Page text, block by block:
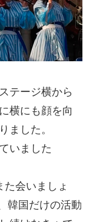
テージ横から
横にも顔を向
ました。
いました
会いましょ
韓国だけの活動